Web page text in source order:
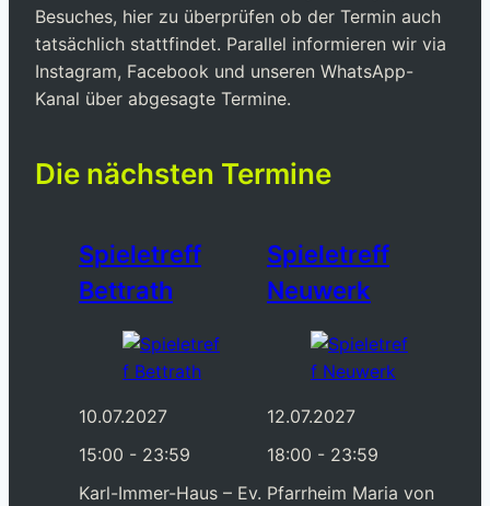
Besuches, hier zu überprüfen ob der Termin auch
tatsächlich stattfindet. Parallel informieren wir via
Instagram, Facebook und unseren WhatsApp-
Kanal über abgesagte Termine.
Die nächsten Termine
Spieletreff
Bettrath
10.07.2027
15:00 - 23:59
Karl-Immer-Haus – Ev.
Spieletreff
Neuwerk
12.07.2027
18:00 - 23:59
Pfarrheim Maria von